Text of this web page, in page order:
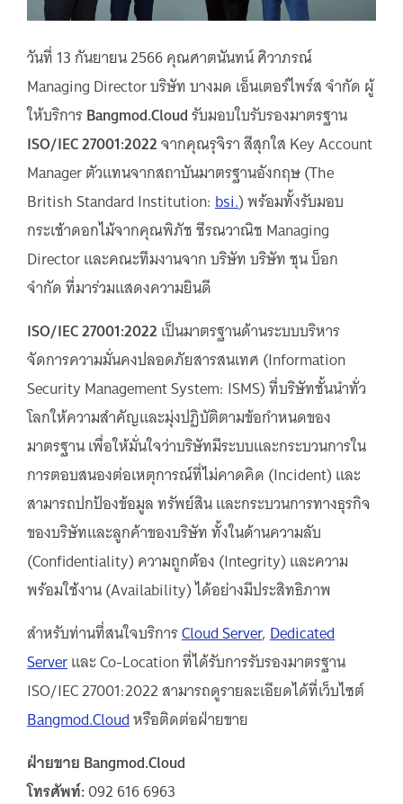
วันที่ 13 กันยายน 2566 คุณศาตนันทน์ ศิวาภรณ์
Managing Director บริษัท บางมด เอ็นเตอร์ไพร์ส จำกัด ผู้
ให้บริการBangmod.Cloudรับมอบใบรับรองมาตรฐาน
ISO/IEC 27001:2022จากคุณรุจิรา สีสุกใส Key Account
Manager ตัวแทนจากสถาบันมาตรฐานอังกฤษ (The
British Standard Institution: bsi.) พร้อมทั้งรับมอบ
กระเช้าดอกไม้จากคุณพิภัช ชีรณวาณิช Managing
Director และคณะทีมงานจาก บริษัท บริษัท ชุน บ็อก
จำกัด ที่มาร่วมแสดงความยินดี
ISO/IEC 27001:2022 เป็นมาตรฐานด้านระบบบริหาร
จัดการความมั่นคงปลอดภัยสารสนเทศ (Information
Security Management System: ISMS) ที่บริษัทชั้นนำทั่ว
โลกให้ความสำคัญและมุ่งปฏิบัติตามข้อกำหนดของ
มาตรฐาน เพื่อให้มั่นใจว่าบริษัทมีระบบและกระบวนการใน
การตอบสนองต่อเหตุการณ์ที่ไม่คาดคิด (Incident) และ
สามารถปกป้องข้อมูล ทรัพย์สิน และกระบวนการทางธุรกิจ
ของบริษัทและลูกค้าของบริษัท ทั้งในด้านความลับ
(Confidentiality) ความถูกต้อง (Integrity) และความ
พร้อมใช้งาน (Availability) ได้อย่างมีประสิทธิภาพ
สำหรับท่านที่สนใจบริการCloud Server, Dedicated
Serverและ Co-Location ที่ได้รับการรับรองมาตรฐาน
ISO/IEC 27001:2022 สามารถดูรายละเอียดได้ที่เว็บไซต์
Bangmod.Cloudหรือติดต่อฝ่ายขาย
ฝ่ายขาย Bangmod.Cloud
โทรศัพท์:092 616 6963